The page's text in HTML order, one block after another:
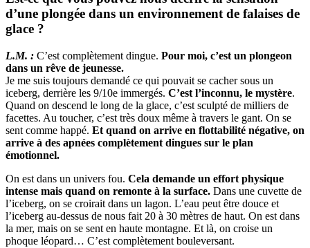
d’une plongée dans un environnement de falaises de
glace ?
L.M. : C’est complètement dingue. Pour moi, c’est un plongeon
dans un rêve de jeunesse.
Je me suis toujours demandé ce qui pouvait se cacher sous un
iceberg, derrière les 9/10e immergés. C’est l’inconnu, le mystère.
Quand on descend le long de la glace, c’est sculpté de milliers de
facettes. Au toucher, c’est très doux même à travers le gant. On se
sent comme happé. Et quand on arrive en flottabilité négative, on
arrive à des apnées complètement dingues sur le plan
émotionnel.
On est dans un univers fou. Cela demande un effort physique
intense mais quand on remonte à la surface. Dans une cuvette de
l’iceberg, on se croirait dans un lagon. L’eau peut être douce et
l’iceberg au-dessus de nous fait 20 à 30 mètres de haut. On est dans
la mer, mais on se sent en haute montagne. Et là, on croise un
phoque léopard… C’est complètement bouleversant.